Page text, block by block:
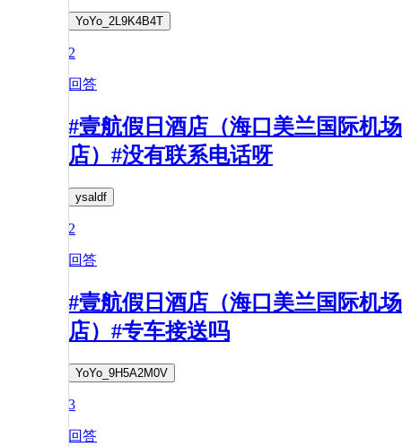
YoYo_2L9K4B4T
2
回答
#壹航假日酒店（海口美兰国际机场
店）#没有联系电话呀
ysaldf
2
回答
#壹航假日酒店（海口美兰国际机场
店）#专车接送吗
YoYo_9H5A2M0V
3
回答